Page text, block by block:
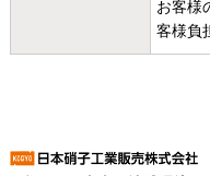
お客様
客様負